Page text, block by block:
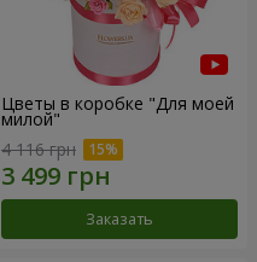
Цветы в коробке "Для моей
милой"
4 116 грн
Заказать